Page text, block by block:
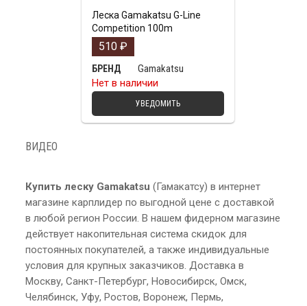
Леска Gamakatsu G-Line
Competition 100m
510 ₽
БРЕНД
Gamakatsu
Нет в наличии
УВЕДОМИТЬ
ВИДЕО
Купить леску Gamakatsu (Гамакатсу) в интернет
магазине карплидер по выгодной цене с доставкой
в любой регион России. В нашем фидерном магазине
действует накопительная система скидок для
постоянных покупателей, а также индивидуальные
условия для крупных заказчиков. Доставка в
Москву, Санкт-Петербург, Новосибирск, Омск,
Челябинск, Уфу, Ростов, Воронеж, Пермь,